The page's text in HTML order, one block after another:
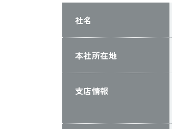
社名
本社所在地
支店情報